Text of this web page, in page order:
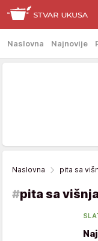
Naslovna Najnovije
Naslovna pita sa
#pita sa